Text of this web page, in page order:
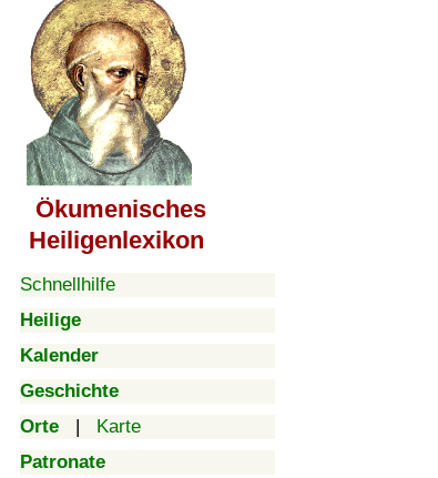
Ökumenisches
Heiligenlexikon
Schnellhilfe
Heilige
Kalender
Geschichte
Orte | Karte
Patronate